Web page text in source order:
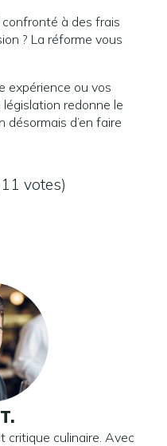
à des frais
? La réforme vous
expérience ou vos
redonne le
désormais d’en faire
votes)
critique culinaire. Avec